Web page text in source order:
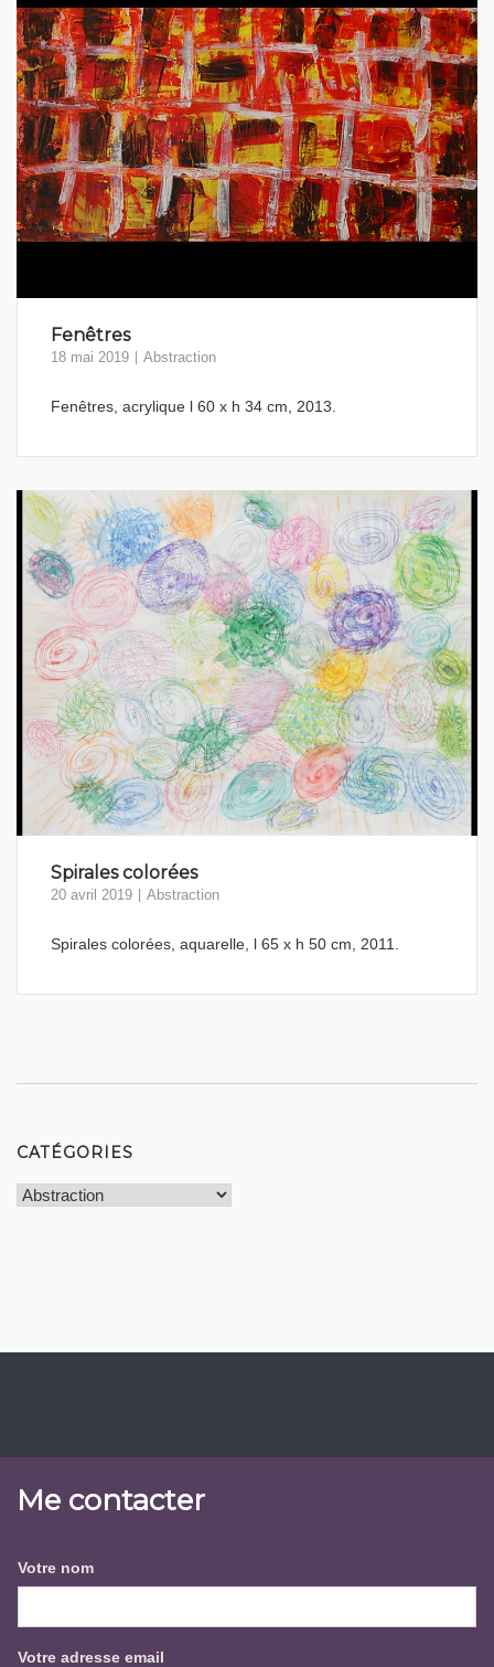
Fenêtres
18 mai 2019 Abstraction
Fenêtres, acrylique l 60 x h 34 cm, 2013.
Spirales colorées
20 avril 2019 Abstraction
Spirales colorées, aquarelle, l 65 x h 50 cm, 2011.
CATÉGORIES
Catégories
Me contacter
Votre nom
Votre adresse email